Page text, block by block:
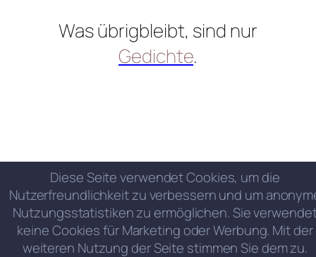
Was übrigbleibt, sind nur
Gedichte.
Diese Seite verwendet Cookies, um die
Nutzerfreundlichkeit zu verbessern und um
Nutzungsstatistiken zu ermöglichen. Sie
keine Cookies für Marketing oder Werbung. Mit der
weiteren Nutzung der Seite stimmen Sie dem zu.